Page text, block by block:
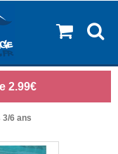
2.99€
6 ans